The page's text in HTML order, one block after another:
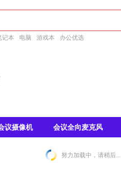
记本 电脑 游戏本 办公优选
议摄像机 会议全向麦克风
努力加载中，请稍后...